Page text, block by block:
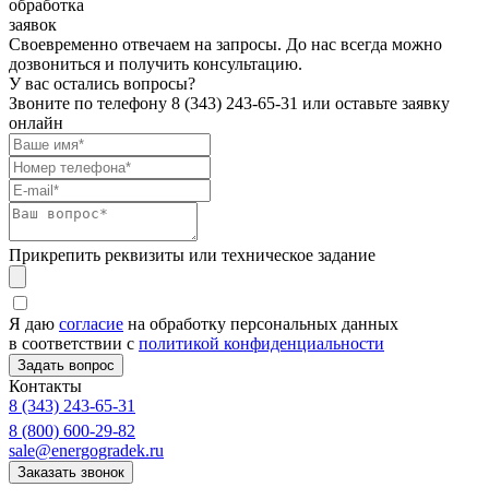
обработка
заявок
Своевременно отвечаем на запросы. До нас всегда можно
дозвониться и получить консультацию.
У вас остались вопросы?
Звоните по телефону 8 (343) 243-65-31 или оставьте заявку
онлайн
Прикрепить реквизиты или техническое задание
Я даю согласие на обработку персональных данных
в соответствии с политикой конфиденциальности
Контакты
8 (343) 243-65-31
8 (800) 600-29-82
sale@energogradek.ru